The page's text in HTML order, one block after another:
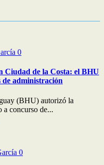
0
Ciudad de la Costa: el BHU
de administración
(BHU) autorizó la
a concurso de...
0